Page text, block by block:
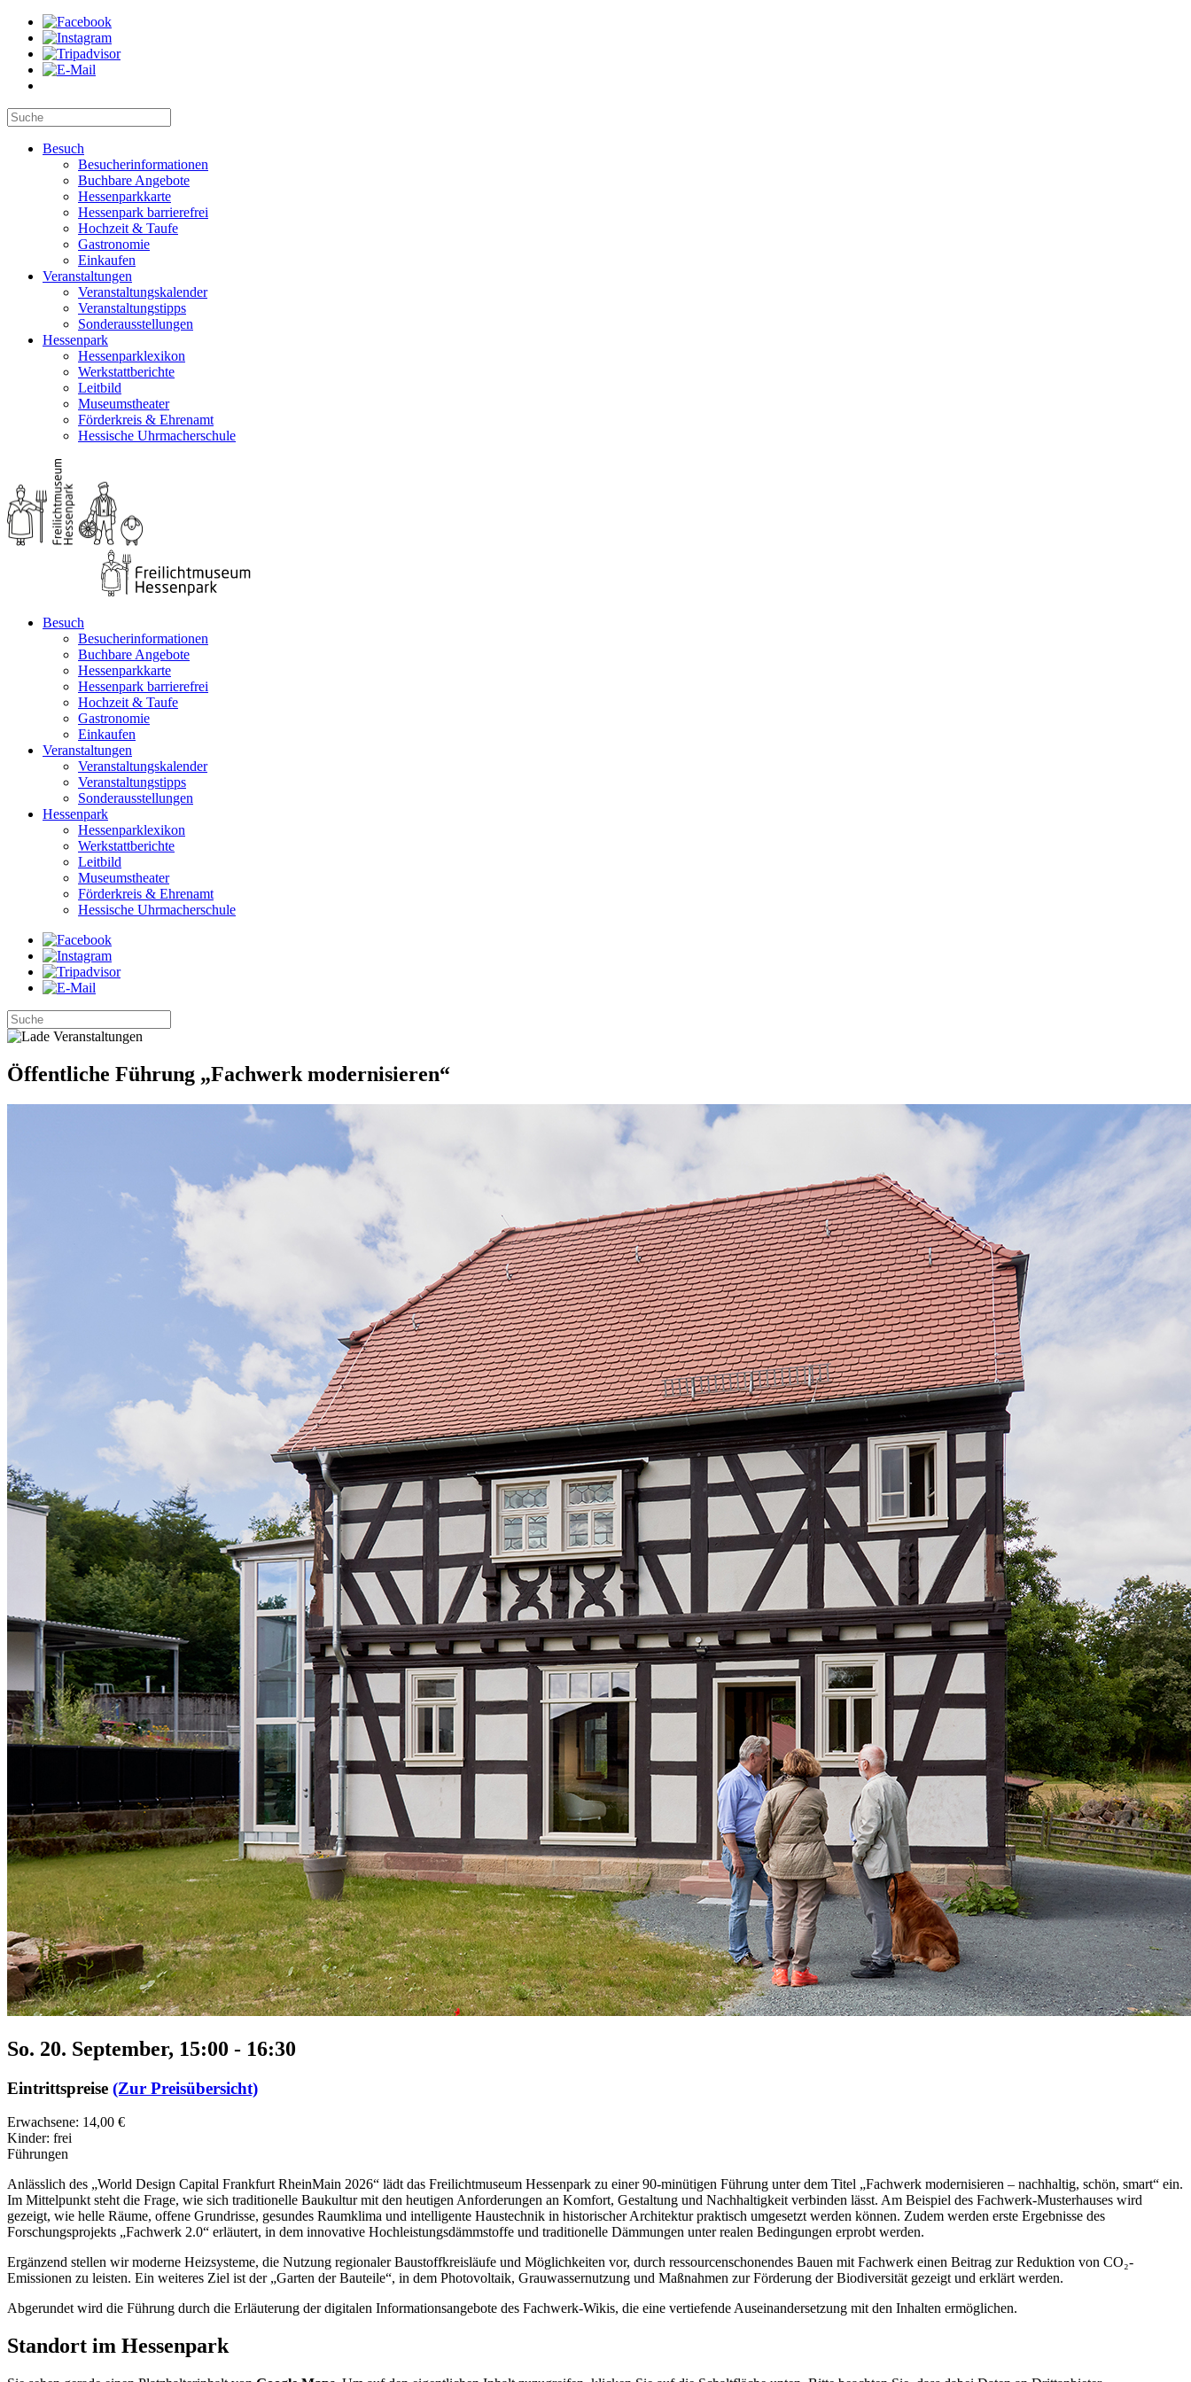
Besuch
Besucherinformationen
Buchbare Angebote
Hessenparkkarte
Hessenpark barrierefrei
Hochzeit & Taufe
Gastronomie
Einkaufen
Veranstaltungen
Veranstaltungskalender
Veranstaltungstipps
Sonderausstellungen
Hessenpark
Hessenparklexikon
Werkstattberichte
Leitbild
Museumstheater
Förderkreis & Ehrenamt
Hessische Uhrmacherschule
Besuch
Besucherinformationen
Buchbare Angebote
Hessenparkkarte
Hessenpark barrierefrei
Hochzeit & Taufe
Gastronomie
Einkaufen
Veranstaltungen
Veranstaltungskalender
Veranstaltungstipps
Sonderausstellungen
Hessenpark
Hessenparklexikon
Werkstattberichte
Leitbild
Museumstheater
Förderkreis & Ehrenamt
Hessische Uhrmacherschule
Öffentliche Führung „Fachwerk modernisieren“
So. 20. September, 15:00 - 16:30
Eintrittspreise (Zur Preisübersicht)
Erwachsene: 14,00 €
Kinder: frei
Führungen
Anlässlich des „World Design Capital Frankfurt RheinMain 2026“ lädt das Freilichtmuseum Hessenpark zu einer 90-minütigen Führung unter dem Titel „Fachwerk modernisieren – nachhaltig, schön, smart“ ein.
Im Mittelpunkt steht die Frage, wie sich traditionelle Baukultur mit den heutigen Anforderungen an Komfort, Gestaltung und Nachhaltigkeit verbinden lässt. Am Beispiel des Fachwerk-Musterhauses wird
gezeigt, wie helle Räume, offene Grundrisse, gesundes Raumklima und intelligente Haustechnik in historischer Architektur praktisch umgesetzt werden können. Zudem werden erste Ergebnisse des
Forschungsprojekts „Fachwerk 2.0“ erläutert, in dem innovative Hochleistungsdämmstoffe und traditionelle Dämmungen unter realen Bedingungen erprobt werden.
Ergänzend stellen wir moderne Heizsysteme, die Nutzung regionaler Baustoffkreisläufe und Möglichkeiten vor, durch ressourcenschonendes Bauen mit Fachwerk einen Beitrag zur Reduktion von CO₂-
Emissionen zu leisten. Ein weiteres Ziel ist der „Garten der Bauteile“, in dem Photovoltaik, Grauwassernutzung und Maßnahmen zur Förderung der Biodiversität gezeigt und erklärt werden.
Abgerundet wird die Führung durch die Erläuterung der digitalen Informationsangebote des Fachwerk-Wikis, die eine vertiefende Auseinandersetzung mit den Inhalten ermöglichen.
Standort im Hessenpark